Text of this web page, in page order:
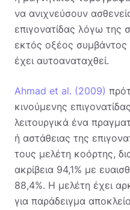
να ανιχνεύσουν
επιγονατίδας λόγω της
εκτός οξέος συμβάντος
έχει αυτοαναταχθεί.
Ahmad et al. (2009)
κινούμενης
λειτουργικά ένα
ή αστάθειας της
τους μελέτη κοόρτης,
ακρίβεια 94,1% με
88,4%. Η μελέτη έχει
για παράδειγμα